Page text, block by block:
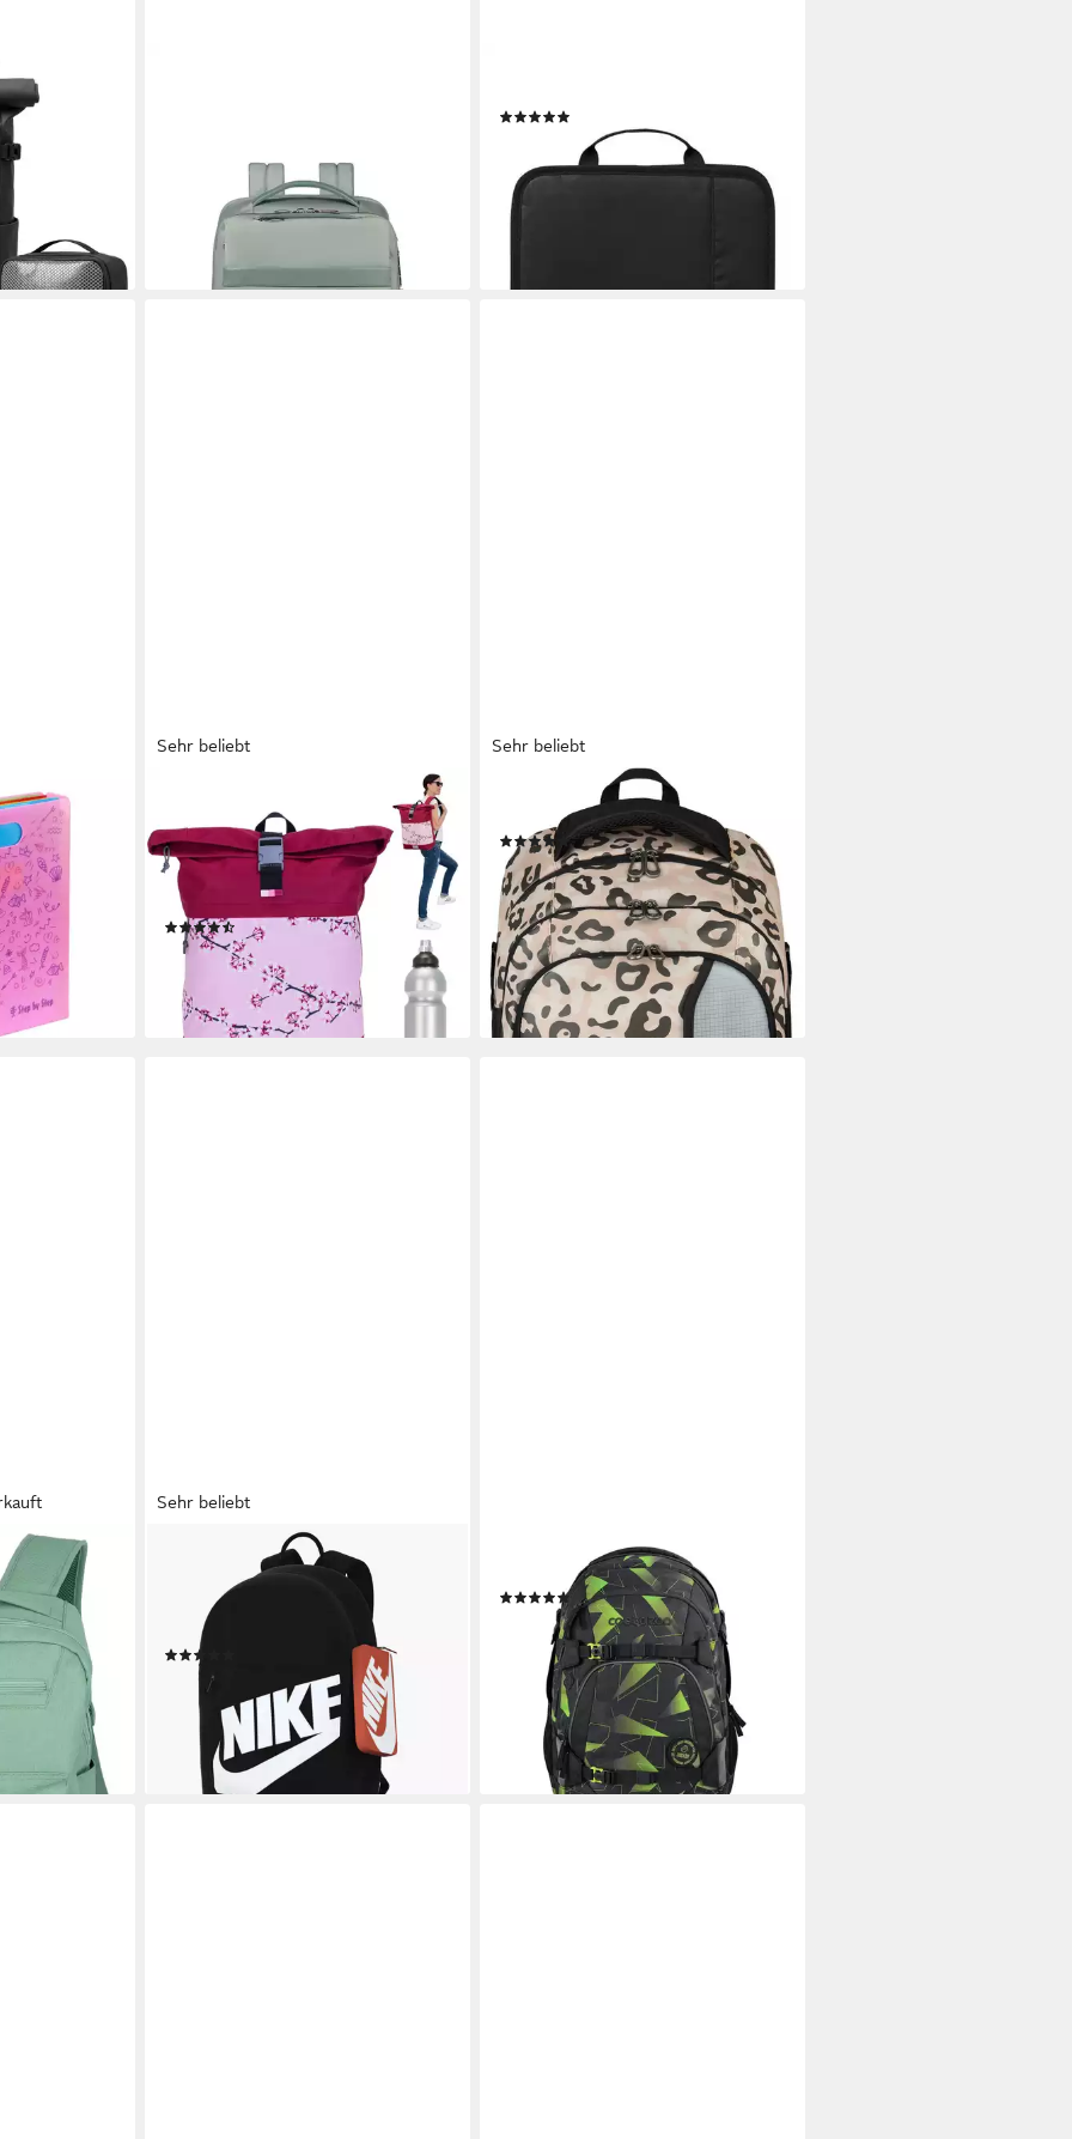
Rolltop
Case &
Herren
-
bei dir
lieferbar - in 2-3 Werktagen bei dir
lieferbar - in 2-3 Werktagen bei dir
bei dir
Sehr beliebt
Rucksack Damen Freizeitrucksack
A4 groß 13038, Laptop Tasche
Travel Geheimfach Daypack large +
Trinkflasche
(53)
34,89 €
lieferbar - in 5-6 Werktagen bei dir
Sehr beliebt
Schulrucksack Active Pro
(214)
81,15 € UVP119,95 €
-32%
lieferbar - in 2-3 Werktagen bei dir
+16
Rucksack
mit
ideal für
bei dir
Sehr beliebt
Rucksack Y NK ELMNTL BKPK
SHOEBOX, Für Kinder und
Jugendliche
33,99 €
lieferbar - in 1-2 Werktagen bei dir
Schulrucksack MATE, 30 Liter (1-tlg)
(35)
ab 99,99 € UVP139,99 €
lieferbar - in 3-4 Werktagen bei dir
+20